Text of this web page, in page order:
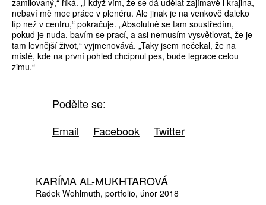
zamilovaný,“ říká. „I když vím, že se dá udělat zajímavě i krajina,
nebaví mě moc práce v plenéru. Ale jinak je na venkově daleko
líp než v centru,“ pokračuje. „Absolutně se tam soustředím,
pokud je nuda, bavím se prací, a asi nemusím vysvětlovat, že je
tam levnější život,“ vyjmenovává. „Taky jsem nečekal, že na
místě, kde na první pohled chcípnul pes, bude legrace celou
zimu.“
Podělte se:
Email
Facebook Twitter
KARÍMA AL-MUKHTAROVÁ
Radek Wohlmuth portfolio únor 2018